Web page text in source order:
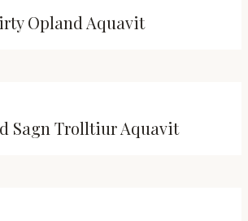
Opland Aquavit
Sagn Trolltiur Aquavit